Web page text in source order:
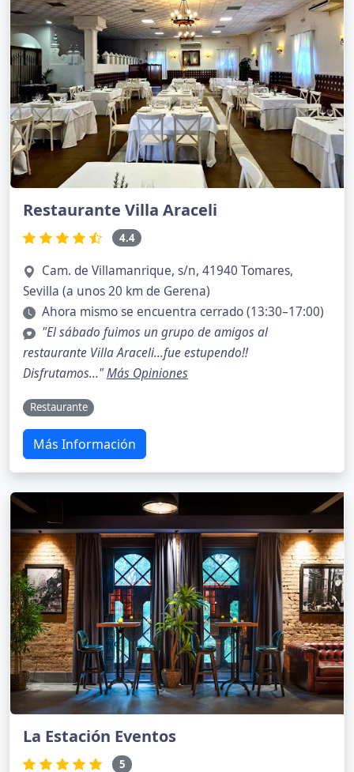
Restaurante Villa Araceli
4.4
Cam. de Villamanrique, s/n, 41940 Tomares,
Sevilla (a unos 20 km de Gerena)
Ahora mismo se encuentra cerrado (13:30–17:00)
"El sábado fuimos un grupo de amigos al
restaurante Villa Araceli...fue estupendo!!
Disfrutamos..."Más Opiniones
Restaurante
Más Información
La Estación Eventos
5